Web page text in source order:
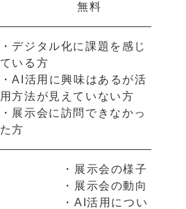
無料
・デジタル化に課題を感じ
ている方
・AI活用に興味はあるが活
用方法が見えていない方
・展示会に訪問できなかっ
た方
・展示会の様子
・展示会の動向
・AI活用につい